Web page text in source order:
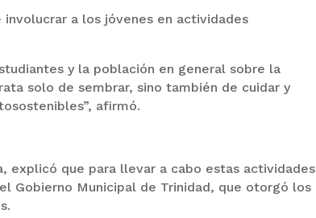
a los jóvenes en actividades
y la población en general sobre la
solo de sembrar, sino también de cuidar y
afirmó.
explicó que para llevar a cabo estas actividades
Gobierno Municipal de Trinidad, que otorgó los